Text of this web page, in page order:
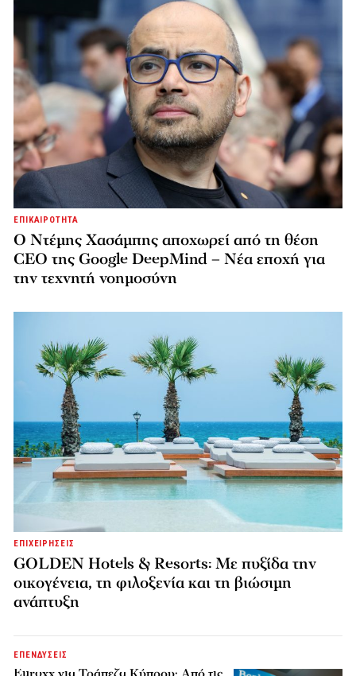
ΕΠΙΚΑΙΡΟΤΗΤΑ
Ο Ντέμης Χασάμπης αποχωρεί από τη θέση
CEO της Google DeepMind – Νέα εποχή για
την τεχνητή νοημοσύνη
ΕΠΙΧΕΙΡΗΣΕΙΣ
GOLDEN Hotels & Resorts: Με πυξίδα την
οικογένεια, τη φιλοξενία και τη βιώσιμη
ανάπτυξη
ΕΠΕΝΔΥΣΕΙΣ